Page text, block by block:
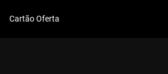
Cartão Oferta